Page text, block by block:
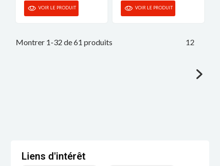
VOIR LE PRODUIT VOIR LE PRODUIT
Montrer 1-32 de 61 produits 12
Liens d'intérêt